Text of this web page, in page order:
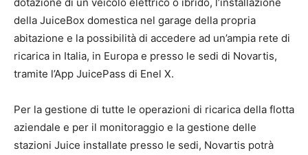
della JuiceBox domestica nel garage della propria
abitazione e la possibilità di accedere ad un’ampia rete di
ricarica in Italia, in Europa e presso le sedi di Novartis,
tramite l’App JuicePass di Enel X.
Per la gestione di tutte le operazioni di ricarica della flotta
aziendale e per il monitoraggio e la gestione delle
stazioni Juice installate presso le sedi, Novartis potrà